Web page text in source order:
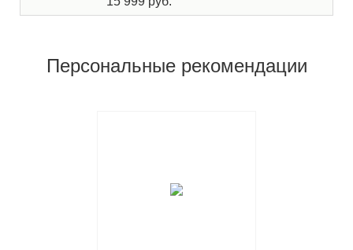
Персональные рекомендации